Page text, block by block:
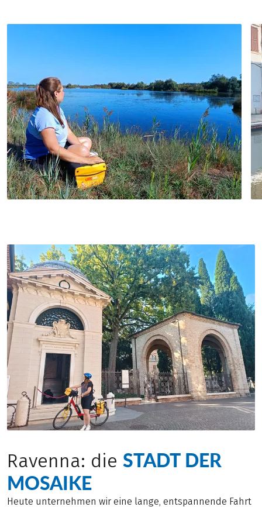
Ravenna: die STADT DER
MOSAIKE
Heute unternehmen wir eine lange, entspannende Fahrt